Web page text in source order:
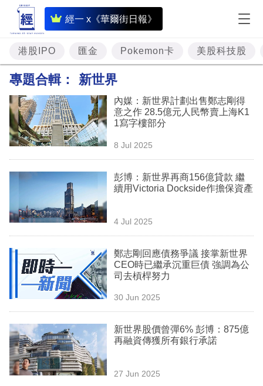
經一 x《華爾街日報》
即
時
財
經
投
資
樓
市
理
業
科
技
職
場
生
港股IPO 匯金 Pokemon卡 美股科技股
專題合輯： 新世界
內媒：新世界計劃出售鄭志剛得
意之作 28.5億元人民幣賣上海K1
1寫字樓部分
8 Jul 2025
彭博：新世界再商156億貸款 繼
續用Victoria Dockside作擔保資產
4 Jul 2025
鄭志剛回應債務爭議 接掌新世界
CEO時已繼承沉重巨債 強調為公
司去槓桿努力
30 Jun 2025
新世界股價曾彈6% 彭博：875億
再融資傳獲所有銀行承諾
27 Jun 2025